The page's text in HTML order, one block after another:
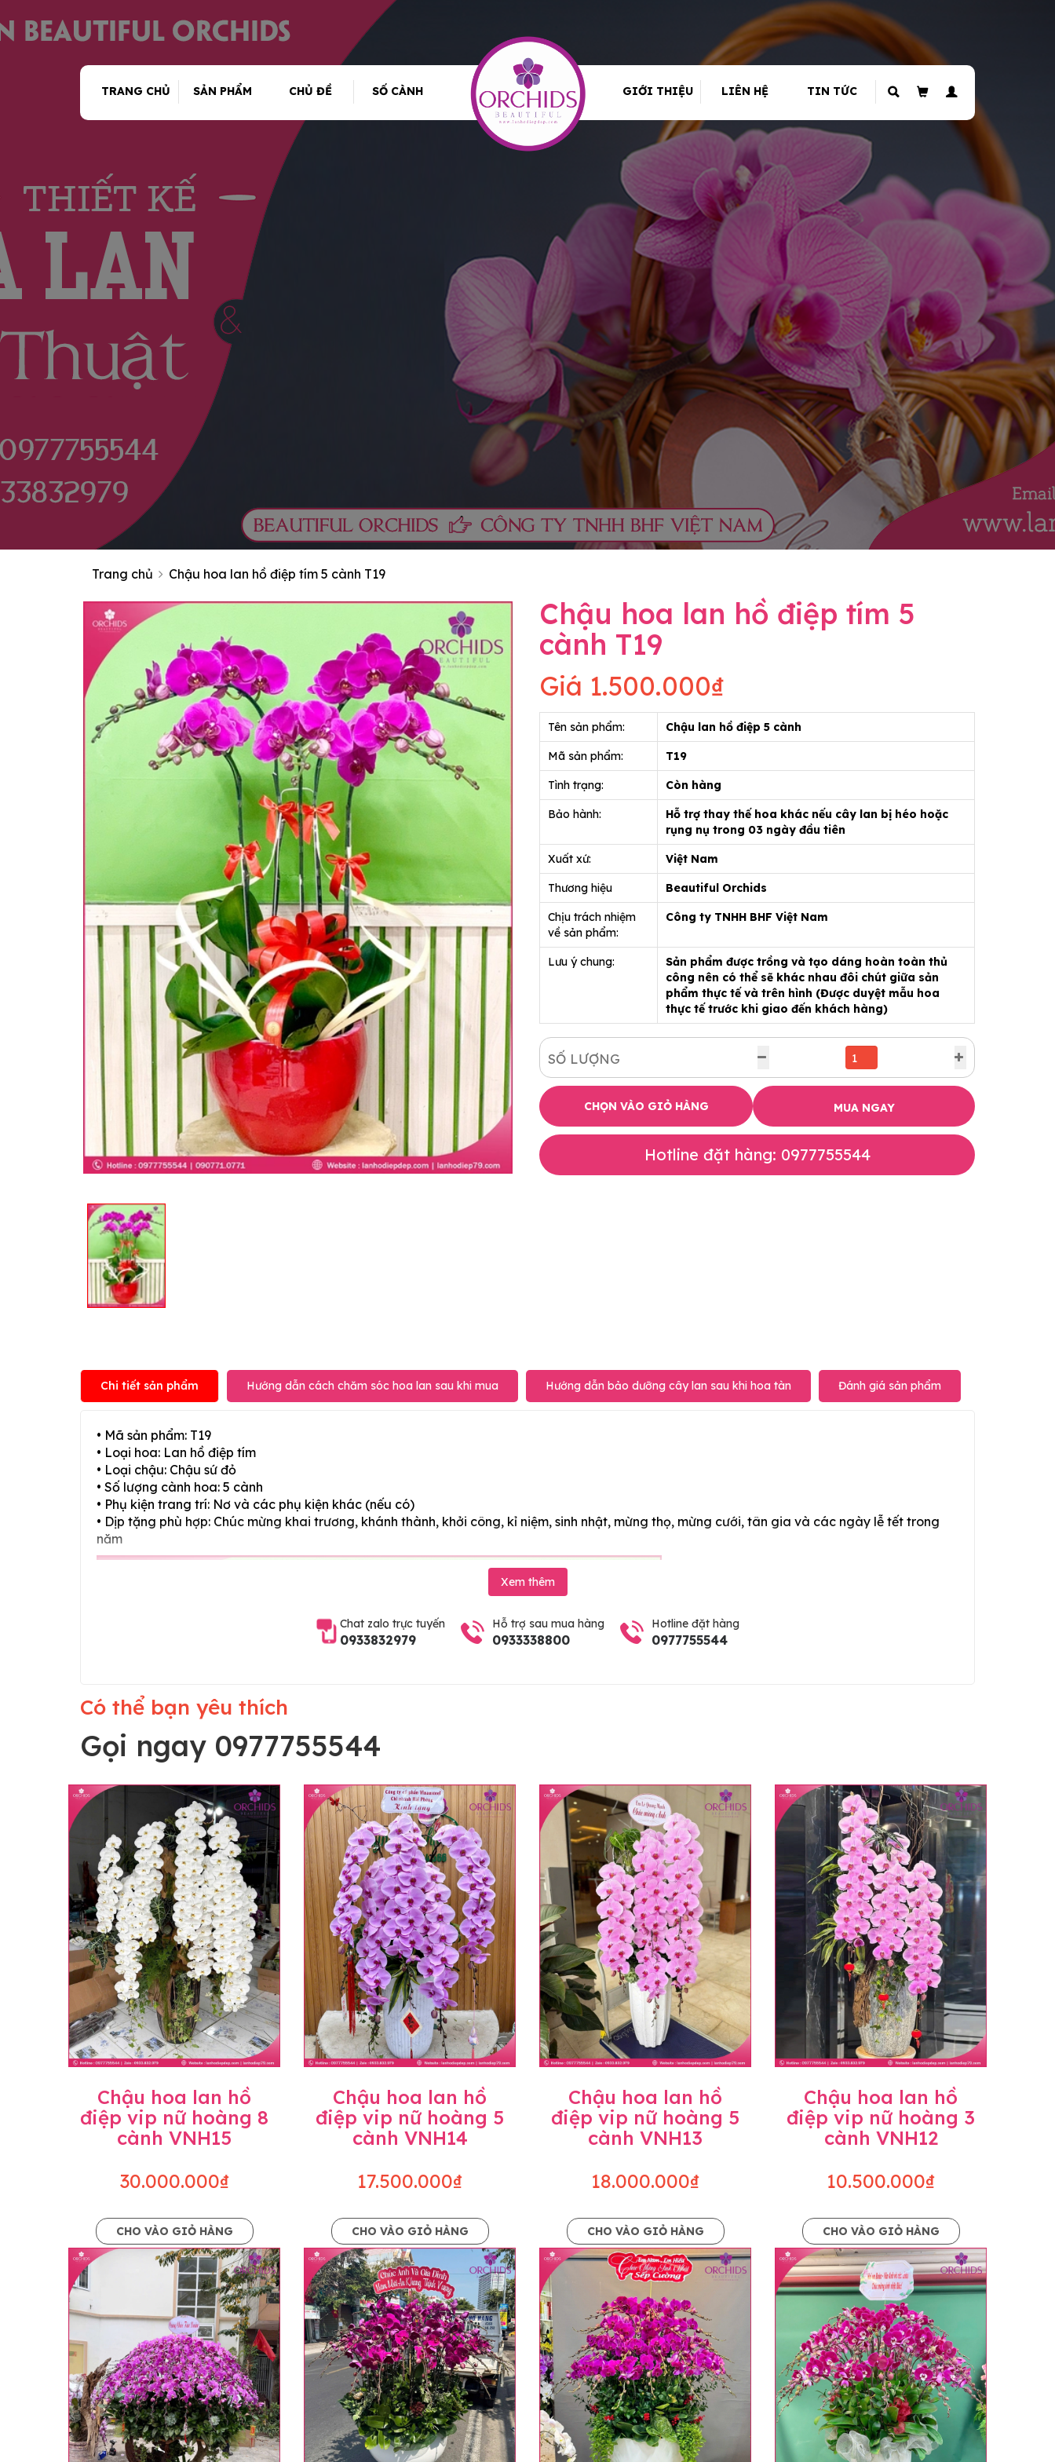
TRANG CHỦ SẢN PHẨM CHỦ ĐỀ SỐ CÀNH GIỚI THIỆU LIÊN HỆ TIN TỨC
Trang chủ Chậu hoa lan hồ điệp tím 5 cành T19
Chậu hoa lan hồ điệp tím 5
cành T19
Giá 1.500.000₫
Tên sản phẩm: Chậu lan hồ điệp 5 cành
Mã sản phẩm: T19
Tình trạng: Còn hàng
Bảo hành:
Hỗ trợ thay thế hoa khác nếu cây lan bị héo hoặc
rụng nụ trong 03 ngày đầu tiên
Xuất xứ: Việt Nam
Thương hiệu Beautiful Orchids
Chịu trách nhiệm
về sản phẩm:
Công ty TNHH BHF Việt Nam
Lưu ý chung:
Sản phẩm được trồng và tạo dáng hoàn toàn thủ
công nên có thể sẽ khác nhau đôi chút giữa sản
phẩm thực tế và trên hình (Được duyệt mẫu hoa
thực tế trước khi giao đến khách hàng)
SỐ LƯỢNG
CHỌN VÀO GIỎ HÀNG MUA NGAY
Hotline đặt hàng: 0977755544
Chi tiết sản phẩm Hướng dẫn cách chăm sóc hoa lan sau khi mua Hướng dẫn bảo dưỡng cây lan sau khi hoa tàn Đánh giá sản phẩm
• Mã sản phẩm: T19
• Loại hoa: Lan hồ điệp tím
• Loại chậu: Chậu sứ đỏ
• Số lượng cành hoa: 5 cành
• Phụ kiện trang trí: Nơ và các phụ kiện khác (nếu có)
• Dịp tặng phù hợp: Chúc mừng khai trương, khánh thành, khởi công, kỉ niệm, sinh nhật, mừng thọ, mừng cưới, tân gia và các ngày lễ tết trong
năm
Lưu ý trước khi đặt hàng
• Về cây hoa: Một chậu hoa lan hồ điệp đẹp và hoàn chỉnh sẽ được phối ghép từ nhiều cây hoa và tạo dáng hoàn toàn thủ công nên có thể sẽ
khác nhau đôi chút giữa sản phẩm thực tế và trên hình. Cây hoa lan còn phụ thuộc theo mùa và điều kiện khách quan, tùy vào thời điểm hoa nở
nhiều, nở ít khi shop có sẵn nên sẽ thay đổi về độ dầy hoa, thưa hoa và cách trang trí.
• Về kiểu dáng & phụ kiện: Beautiful Orchids cam kết sản phẩm được thực hiện dựa trên mẫu đã chọn với mức độ giống mẫu khoảng 80-90%,
nếu có thay đổi về màu sắc hoa và kiểu chậu cũng như phụ kiện trang trí chúng tôi sẽ chủ động liên lạc với khách hàng để thông báo và tư vấn
loại hoa và phụ kiện thay thế, vẫn giữ nguyên mức giá không thay đổi. Trường hợp không đủ thời gian hoặc không liên lạc được với người
Xem thêm
Chat zalo trực tuyến
0933832979
Hỗ trợ sau mua hàng
0933338800
Hotline đặt hàng
0977755544
Có thể bạn yêu thích
Gọi ngay 0977755544
Chậu hoa lan hồ
điệp vip nữ hoàng 8
cành VNH15
30.000.000₫
CHO VÀO GIỎ HÀNG
Chậu hoa lan hồ
điệp vip nữ hoàng 5
cành VNH14
17.500.000₫
CHO VÀO GIỎ HÀNG
Chậu hoa lan hồ
điệp vip nữ hoàng 5
cành VNH13
18.000.000₫
CHO VÀO GIỎ HÀNG
Chậu hoa lan hồ
điệp vip nữ hoàng 3
cành VNH12
10.500.000₫
CHO VÀO GIỎ HÀNG